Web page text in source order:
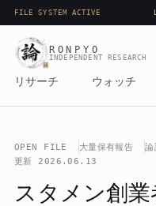
FILE SYSTEM ACTIVE
RONPYO
INDEPENDENT RESEARCH
リサーチ ウォッチ
OPEN FILE 大量保有報告 論
更新 2026.06.13
スタメン創業